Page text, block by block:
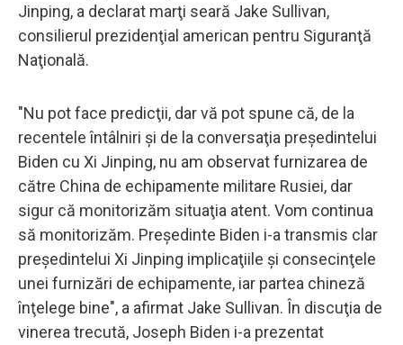
Jinping, a declarat marţi seară Jake Sullivan,
consilierul prezidenţial american pentru Siguranţă
Naţională.
"Nu pot face predicţii, dar vă pot spune că, de la
recentele întâlniri şi de la conversaţia preşedintelui
Biden cu Xi Jinping, nu am observat furnizarea de
către China de echipamente militare Rusiei, dar
sigur că monitorizăm situaţia atent. Vom continua
să monitorizăm. Preşedinte Biden i-a transmis clar
preşedintelui Xi Jinping implicaţiile şi consecinţele
unei furnizări de echipamente, iar partea chineză
înţelege bine", a afirmat Jake Sullivan. În discuţia de
vinerea trecută, Joseph Biden i-a prezentat